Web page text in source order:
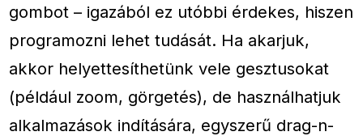
gombot – igazából ez utóbbi érdekes, hiszen
programozni lehet tudását. Ha akarjuk,
akkor helyettesíthetünk vele gesztusokat
(például zoom, görgetés), de használhatjuk
alkalmazások indítására, egyszerű drag-n-